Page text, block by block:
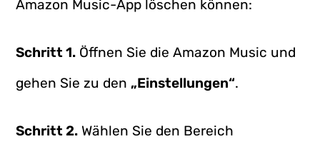
Amazon Music-App löschen können:
Schritt 1. Öffnen Sie die Amazon Music und
gehen Sie zu den „Einstellungen“.
Schritt 2. Wählen Sie den Bereich